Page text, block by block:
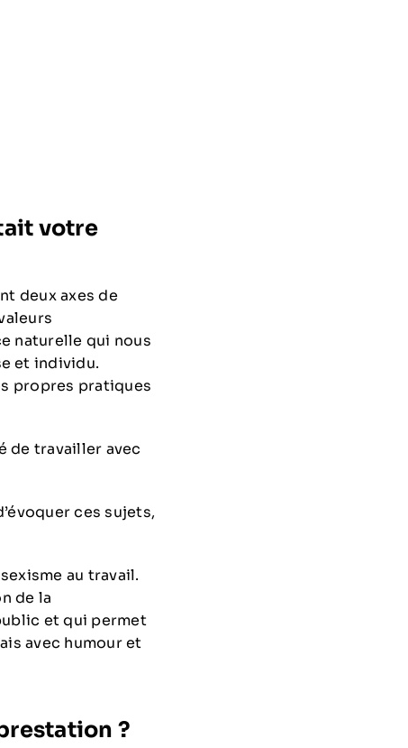
votre
deux axes de
naturelle qui nous
et individu.
propres pratiques
de travailler avec
ces sujets,
au travail.
de la
et qui permet
avec humour et
?